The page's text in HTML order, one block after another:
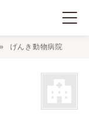
げんき動物病院